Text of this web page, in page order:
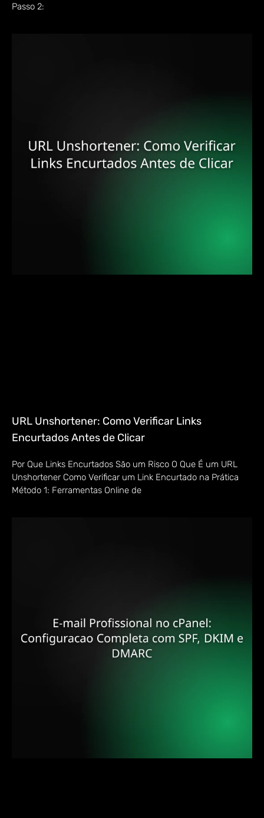
Passo 2:
URL Unshortener: Como Verificar Links
Encurtados Antes de Clicar
Por Que Links Encurtados São um Risco O Que É um URL
Unshortener Como Verificar um Link Encurtado na Prática
Método 1: Ferramentas Online de